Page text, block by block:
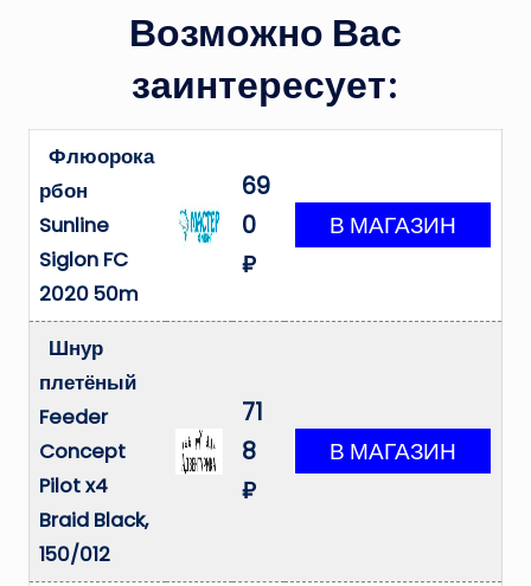
Возможно Вас
заинтересует:
Флюорока
рбон
Sunline
Siglon FC
2020 50m
69
0
₽
Шнур
плетёный
Feeder
Concept
Pilot x4
Braid Black,
150/012
71
8
₽